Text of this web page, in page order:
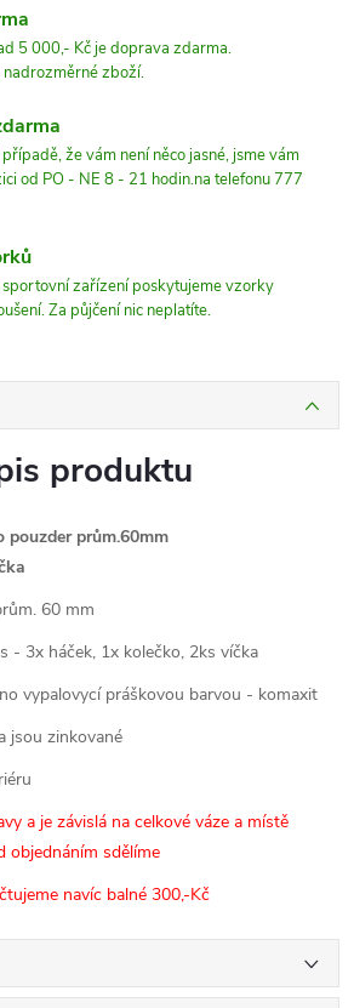
5 000,- Kč je doprava zdarma.
nadrozměrné zboží.
že vám není něco jasné, jsme vám
od PO - NE 8 - 21 hodin.na telefonu 777
sportovní zařízení poskytujeme vzorky
Za půjčení nic neplatíte.
produktu
pouzder prům.60mm
60 mm
- 3x háček, 1x kolečko, 2ks víčka
vypalovycí práškovou barvou - komaxit
jsou zinkované
a je závislá na celkové váze a místě
objednáním sdělíme
navíc balné 300,-Kč